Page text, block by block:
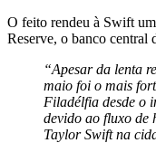
O feito rendeu à Swift
Reserve, o banco central
“Apesar da lenta
maio foi o mais
Filadélfia desde o
devido ao fluxo de
Taylor Swift na